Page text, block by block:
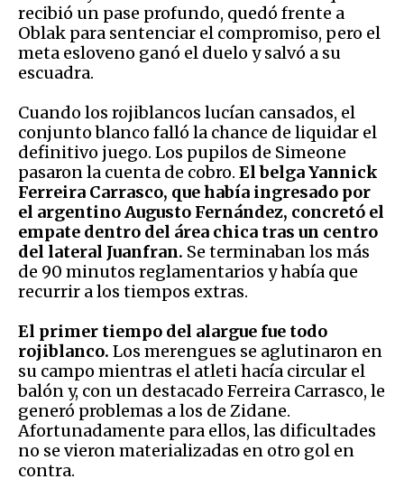
recibió un pase profundo, quedó frente a
Oblak para sentenciar el compromiso, pero el
meta esloveno ganó el duelo y salvó a su
escuadra.
Cuando los rojiblancos lucían cansados, el
conjunto blanco falló la chance de liquidar el
definitivo juego. Los pupilos de Simeone
pasaron la cuenta de cobro. El belga Yannick
Ferreira Carrasco, que había ingresado por
el argentino Augusto Fernández, concretó el
empate dentro del área chica tras un centro
del lateral Juanfran. Se terminaban los más
de 90 minutos reglamentarios y había que
recurrir a los tiempos extras.
El primer tiempo del alargue fue todo
rojiblanco. Los merengues se aglutinaron en
su campo mientras el atleti hacía circular el
balón y, con un destacado Ferreira Carrasco, le
generó problemas a los de Zidane.
Afortunadamente para ellos, las dificultades
no se vieron materializadas en otro gol en
contra.